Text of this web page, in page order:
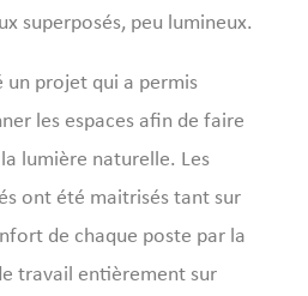
superposés, peu lumineux.
un projet qui a permis
les espaces afin de faire
lumière naturelle. Les
ont été maitrisés tant sur
de chaque poste par la
travail entièrement sur